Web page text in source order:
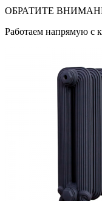
ОБРАТИТЕ
Работаем напрямую с